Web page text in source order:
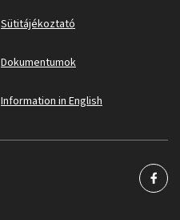
Sütitájékoztató
Dokumentumok
Information in English